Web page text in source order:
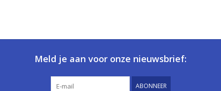
Meld je aan voor onze nieuwsbrief:
ABONNEER